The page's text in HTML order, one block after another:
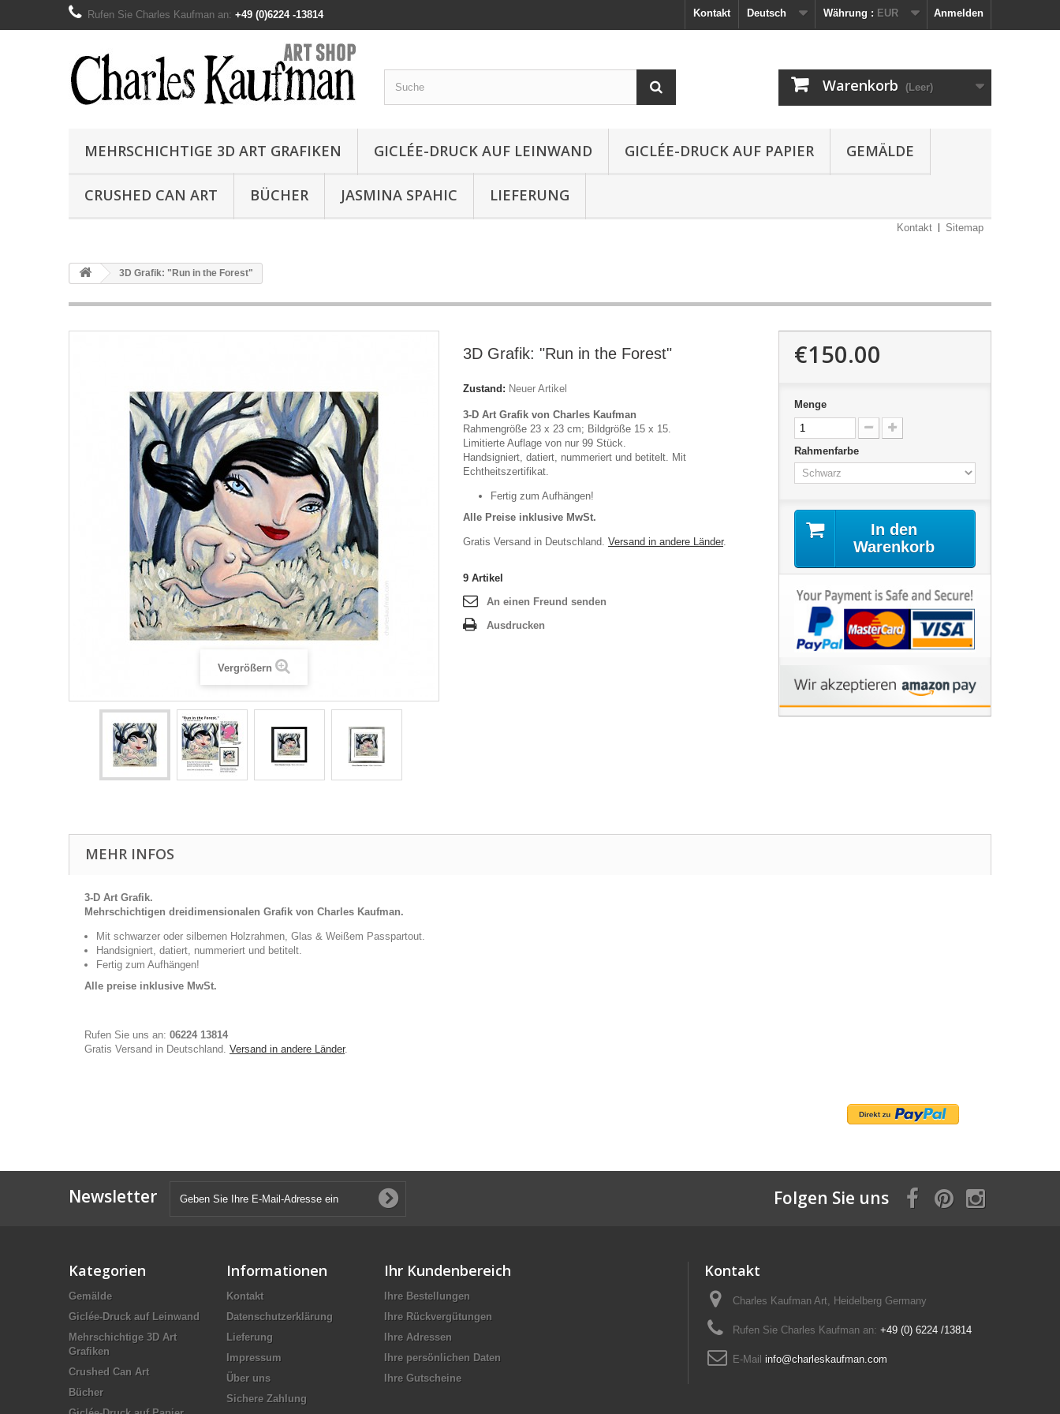
Anmelden
Währung : EUR
Deutsch
Kontakt
Rufen Sie Charles Kaufman an: +49 (0)6224 -13814
Warenkorb (Leer)
MEHRSCHICHTIGE 3D ART GRAFIKEN GICLÉE-DRUCK AUF LEINWAND GICLÉE-DRUCK AUF PAPIER GEMÄLDE
CRUSHED CAN ART BÜCHER JASMINA SPAHIC LIEFERUNG
Kontakt Sitemap
3D Grafik: "Run in the Forest"
Vergrößern
3D Grafik: "Run in the Forest"
Zustand: Neuer Artikel
3-D Art Grafik von Charles Kaufman
Rahmengröße 23 x 23 cm; Bildgröße 15 x 15.
Limitierte Auflage von nur 99 Stück.
Handsigniert, datiert, nummeriert und betitelt. Mit
Echtheitszertifikat.
Fertig zum Aufhängen!
Alle Preise inklusive MwSt.
Gratis Versand in Deutschland. Versand in andere Länder.
9 Artikel
An einen Freund senden
Ausdrucken
€150.00
Menge
Rahmenfarbe
In den
Warenkorb
MEHR INFOS
3-D Art Grafik.
Mehrschichtigen dreidimensionalen Grafik von Charles Kaufman.
Mit schwarzer oder silbernen Holzrahmen, Glas & Weißem Passpartout.
Handsigniert, datiert, nummeriert und betitelt.
Fertig zum Aufhängen!
Alle preise inklusive MwSt.
Rufen Sie uns an: 06224 13814
Gratis Versand in Deutschland. Versand in andere Länder.
Newsletter Folgen Sie uns
Kategorien
Gemälde
Giclée-Druck auf Leinwand
Mehrschichtige 3D Art
Grafiken
Crushed Can Art
Bücher
Informationen
Kontakt
Datenschutzerklärung
Lieferung
Impressum
Über uns
Sichere Zahlung
Ihr Kundenbereich
Ihre Bestellungen
Ihre Rückvergütungen
Ihre Adressen
Ihre persönlichen Daten
Ihre Gutscheine
Kontakt
Charles Kaufman Art, Heidelberg Germany
Rufen Sie Charles Kaufman an: +49 (0) 6224 /13814
E-Mail info@charleskaufman.com